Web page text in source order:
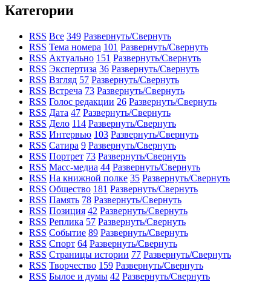
Категории
RSS Все 349 Развернуть/Свернуть
RSS Тема номера 101 Развернуть/Свернуть
RSS Актуально 151 Развернуть/Свернуть
RSS Экспертиза 36 Развернуть/Свернуть
RSS Взгляд 57 Развернуть/Свернуть
RSS Встреча 73 Развернуть/Свернуть
RSS Голос редакции 26 Развернуть/Свернуть
RSS Дата 47 Развернуть/Свернуть
RSS Дело 114 Развернуть/Свернуть
RSS Интервью 103 Развернуть/Свернуть
RSS Сатира 9 Развернуть/Свернуть
RSS Портрет 73 Развернуть/Свернуть
RSS Масс-медиа 44 Развернуть/Свернуть
RSS На книжной полке 35 Развернуть/Свернуть
RSS Общество 181 Развернуть/Свернуть
RSS Память 78 Развернуть/Свернуть
RSS Позиция 42 Развернуть/Свернуть
RSS Реплика 57 Развернуть/Свернуть
RSS Событие 89 Развернуть/Свернуть
RSS Спорт 64 Развернуть/Свернуть
RSS Страницы истории 77 Развернуть/Свернуть
RSS Творчество 159 Развернуть/Свернуть
RSS Былое и думы 42 Развернуть/Свернуть